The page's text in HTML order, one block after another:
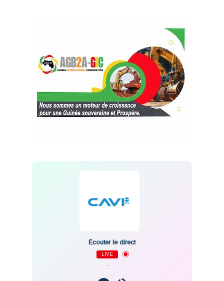
Écouter le direct
LIVE